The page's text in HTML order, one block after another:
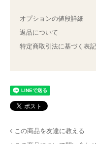
オプションの値段詳細
返品について
特定商取引法に基づく表記
この商品を友達に教える